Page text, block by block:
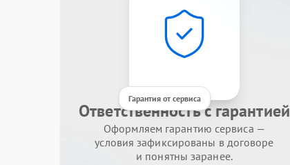
Гарантия от сервиса
Ответственность с гарантией
Оформляем гарантию сервиса —
условия зафиксированы в договоре
и понятны заранее.